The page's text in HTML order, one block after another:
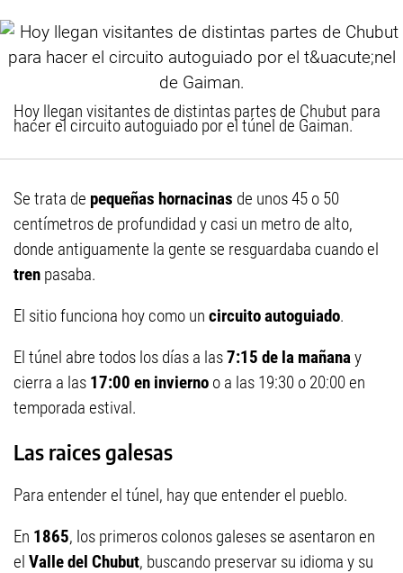
Hoy llegan visitantes de distintas partes de Chubut para
hacer el circuito autoguiado por el túnel de Gaiman.
Se trata de pequeñas hornacinas de unos 45 o 50
centímetros de profundidad y casi un metro de alto,
donde antiguamente la gente se resguardaba cuando el
tren pasaba.
El sitio funciona hoy como un circuito autoguiado.
El túnel abre todos los días a las7:15 de la mañanay
cierra a las 17:00 en invierno o a las 19:30 o 20:00 en
temporada estival.
Las raices galesas
Para entender el túnel, hay que entender el pueblo.
En 1865, los primeros colonos galeses se asentaron en
el Valle del Chubut, buscando preservar su idioma y su